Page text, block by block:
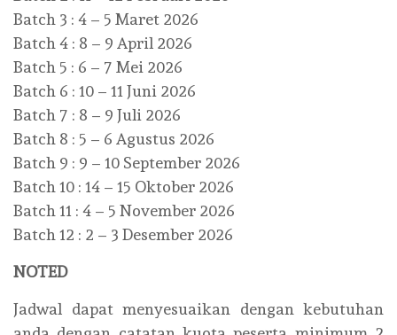
Batch 3 : 4 – 5 Maret 2026
Batch 4 : 8 – 9 April 2026
Batch 5 : 6 – 7 Mei 2026
Batch 6 : 10 – 11 Juni 2026
Batch 7 : 8 – 9 Juli 2026
Batch 8 : 5 – 6 Agustus 2026
Batch 9 : 9 – 10 September 2026
Batch 10 : 14 – 15 Oktober 2026
Batch 11 : 4 – 5 November 2026
Batch 12 : 2 – 3 Desember 2026
NOTED
Jadwal dapat menyesuaikan dengan kebutuhan